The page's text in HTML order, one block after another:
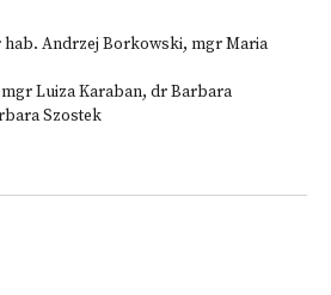
Andrzej Borkowski, mgr Maria
Luiza Karaban, dr Barbara
Szostek